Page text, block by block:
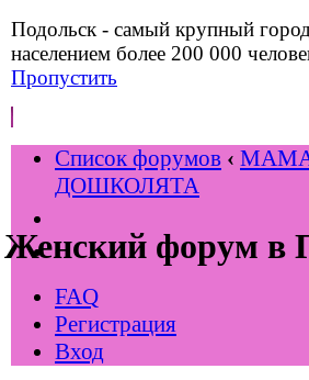
Подольск - самый крупный
населением более 200 000
Пропустить
Женский форум в
Список форумов ‹
ДОШКОЛЯТА
FAQ
Регистрация
Вход